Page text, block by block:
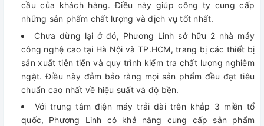
cầu của khách hàng. Điều này giúp công ty cung cấp
những sản phẩm chất lượng và dịch vụ tốt nhất.
Chưa dừng lại ở đó, Phương Linh sở hữu 2 nhà máy
công nghệ cao tại Hà Nội và TP.HCM, trang bị các thiết bị
sản xuất tiên tiến và quy trình kiểm tra chất lượng nghiêm
ngặt. Điều này đảm bảo rằng mọi sản phẩm đều đạt tiêu
chuẩn cao nhất về hiệu suất và độ bền.
Với trung tâm điện máy trải dài trên khắp 3 miền tổ
quốc, Phương Linh có khả năng cung cấp sản phẩm